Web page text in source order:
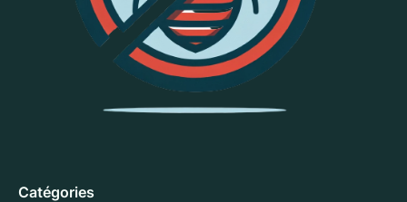
Catégories